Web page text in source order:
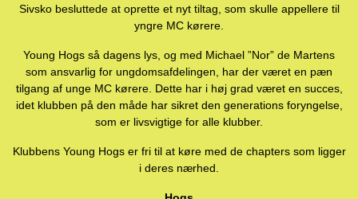
Sivsko besluttede at oprette et nyt tiltag, som skulle appellere til
yngre MC kørere.
Young Hogs så dagens lys, og med Michael ”Nor” de Martens
som ansvarlig for ungdomsafdelingen, har der været en pæn
tilgang af unge MC kørere. Dette har i høj grad været en succes,
idet klubben på den måde har sikret den generations foryngelse,
som er livsvigtige for alle klubber.
Klubbens Young Hogs er fri til at køre med de chapters som ligger
i deres nærhed.